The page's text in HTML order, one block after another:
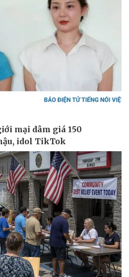
Quân sự - Quốc phòng
Vũ khí
Việt Nam
Phân tích